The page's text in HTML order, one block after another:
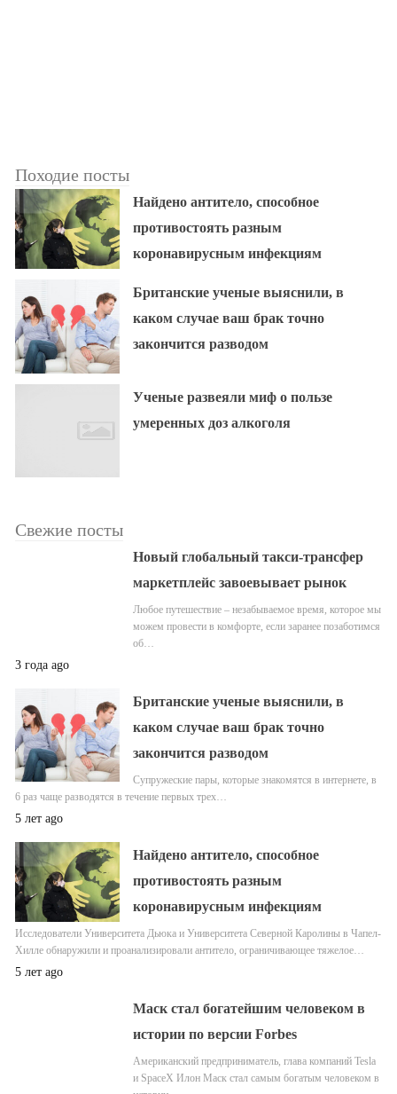
Походие посты
Найдено антитело, способное
противостоять разным
коронавирусным инфекциям
Британские ученые выяснили, в
каком случае ваш брак точно
закончится разводом
Ученые развеяли миф о пользе
умеренных доз алкоголя
Свежие посты
Новый глобальный такси-трансфер
маркетплейс завоевывает рынок
Любое путешествие – незабываемое время, которое мы
можем провести в комфорте, если заранее позаботимся
об…
3 года ago
Британские ученые выяснили, в
каком случае ваш брак точно
закончится разводом
Супружеские пары, которые знакомятся в интернете, в
6 раз чаще разводятся в течение первых трех…
5 лет ago
Найдено антитело, способное
противостоять разным
коронавирусным инфекциям
Исследователи Университета Дьюка и Университета Северной Каролины в Чапел-
Хилле обнаружили и проанализировали антитело, ограничивающее тяжелое…
5 лет ago
Маск стал богатейшим человеком в
истории по версии Forbes
Американский предприниматель, глава компаний Tesla
и SpaceX Илон Маск стал самым богатым человеком в